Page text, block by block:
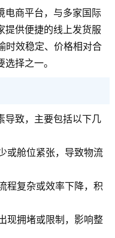
电商平台，与多家国际
提供便捷的线上发货服
时效稳定、价格相对合
择之一。
导致，主要包括以下几
或舱位紧张，导致物流
程复杂或效率下降，积
现拥堵或限制，影响整